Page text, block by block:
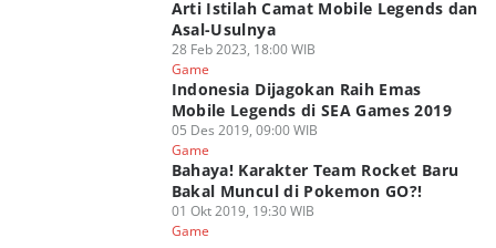
Arti Istilah Camat Mobile Legends dan
Asal-Usulnya
28 Feb 2023, 18:00 WIB
Game
Indonesia Dijagokan Raih Emas
Mobile Legends di SEA Games 2019
05 Des 2019, 09:00 WIB
Game
Bahaya! Karakter Team Rocket Baru
Bakal Muncul di Pokemon GO?!
01 Okt 2019, 19:30 WIB
Game